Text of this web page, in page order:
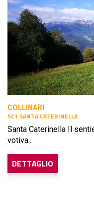
COLLINARI
SC1 SANTA CATERINELLA
Santa Caterinella Il
votiva...
DETTAGLIO